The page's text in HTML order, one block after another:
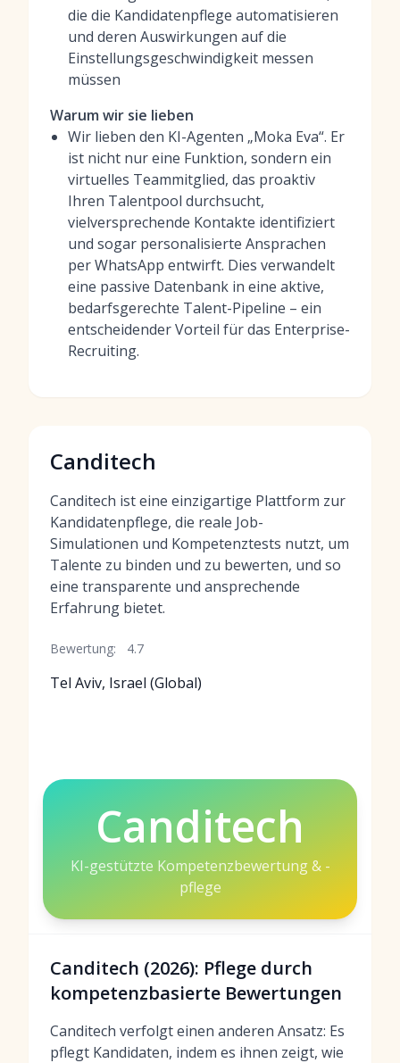
die die Kandidatenpflege automatisieren
und deren Auswirkungen auf die
Einstellungsgeschwindigkeit messen
müssen
Warum wir sie lieben
Wir lieben den KI-Agenten „Moka Eva“. Er
ist nicht nur eine Funktion, sondern ein
virtuelles Teammitglied, das proaktiv
Ihren Talentpool durchsucht,
vielversprechende Kontakte identifiziert
und sogar personalisierte Ansprachen
per WhatsApp entwirft. Dies verwandelt
eine passive Datenbank in eine aktive,
bedarfsgerechte Talent-Pipeline – ein
entscheidender Vorteil für das Enterprise-
Recruiting.
Canditech
Canditech ist eine einzigartige Plattform zur
Kandidatenpflege, die reale Job-
Simulationen und Kompetenztests nutzt, um
Talente zu binden und zu bewerten, und so
eine transparente und ansprechende
Erfahrung bietet.
Bewertung: 4.7
Tel Aviv, Israel (Global)
Canditech
KI-gestützte Kompetenzbewertung & -
pflege
Canditech (2026): Pflege durch
kompetenzbasierte Bewertungen
Canditech verfolgt einen anderen Ansatz: Es
pflegt Kandidaten, indem es ihnen zeigt, wie